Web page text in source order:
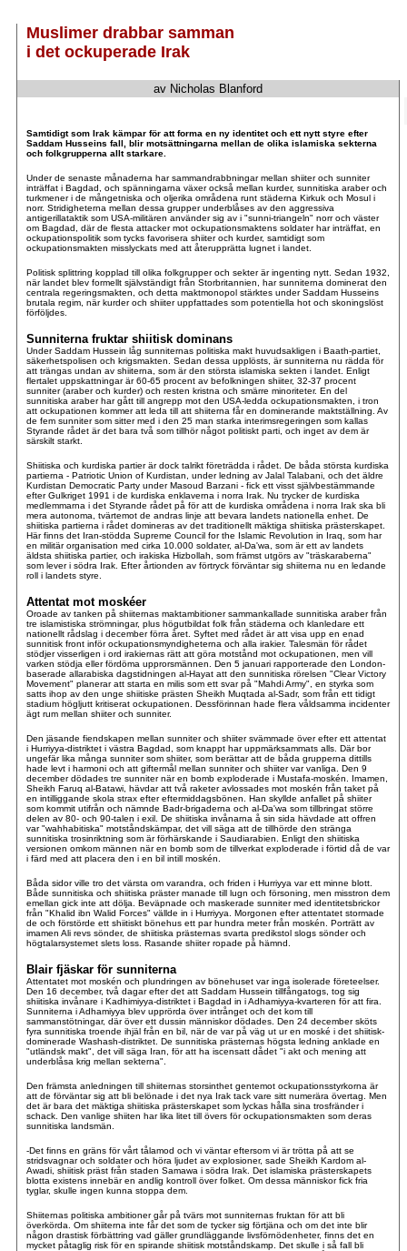
Muslimer drabbar samman
i det ockuperade Irak
av Nicholas Blanford
Samtidigt som Irak kämpar för att forma en ny identitet och ett nytt styre efter
Saddam Husseins fall, blir motsättningarna mellan de olika islamiska sekterna
och folkgrupperna allt starkare.
Under de senaste månaderna har sammandrabbningar mellan shiiter och sunniter
inträffat i Bagdad, och spänningarna växer också mellan kurder, sunnitiska araber och
turkmener i de mångetniska och oljerika områdena runt städerna Kirkuk och Mosul i
norr. Stridigheterna mellan dessa grupper underblåses av den aggressiva
antigerillataktik som USA-militären använder sig av i "sunni-triangeln" norr och väster
om Bagdad, där de flesta attacker mot ockupationsmaktens soldater har inträffat, en
ockupationspolitik som tycks favorisera shiiter och kurder, samtidigt som
ockupationsmakten misslyckats med att återupprätta lugnet i landet.
Politisk splittring kopplad till olika folkgrupper och sekter är ingenting nytt. Sedan 1932,
när landet blev formellt självständigt från Storbritannien, har sunniterna dominerat den
centrala regeringsmakten, och detta maktmonopol stärktes under Saddam Husseins
brutala regim, när kurder och shiiter uppfattades som potentiella hot och skoningslöst
förföljdes.
Sunniterna fruktar shiitisk dominans
Under Saddam Hussein låg sunniternas politiska makt huvudsakligen i Baath-partiet,
säkerhetspolisen och krigsmakten. Sedan dessa upplösts, är sunniterna nu rädda för
att trängas undan av shiiterna, som är den största islamiska sekten i landet. Enligt
flertalet uppskattningar är 60-65 procent av befolkningen shiiter, 32-37 procent
sunniter (araber och kurder) och resten kristna och smärre minoriteter. En del
sunnitiska araber har gått till angrepp mot den USA-ledda ockupationsmakten, i tron
att ockupationen kommer att leda till att shiiterna får en dominerande maktställning. Av
de fem sunniter som sitter med i den 25 man starka interimsregeringen som kallas
Styrande rådet är det bara två som tillhör något politiskt parti, och inget av dem är
särskilt starkt.
Shiitiska och kurdiska partier är dock talrikt företrädda i rådet. De båda största kurdiska
partierna - Patriotic Union of Kurdistan, under ledning av Jalal Talabani, och det äldre
Kurdistan Democratic Party under Masoud Barzani - fick ett visst självbestämmande
efter Gulkriget 1991 i de kurdiska enklaverna i norra Irak. Nu trycker de kurdiska
medlemmarna i det Styrande rådet på för att de kurdiska områdena i norra Irak ska bli
mera autonoma, tvärtemot de andras linje att bevara landets nationella enhet. De
shiitiska partierna i rådet domineras av det traditionellt mäktiga shiitiska prästerskapet.
Här finns det Iran-stödda Supreme Council for the Islamic Revolution in Iraq, som har
en militär organisation med cirka 10.000 soldater, al-Da'wa, som är ett av landets
äldsta shiitiska partier, och irakiska Hizbollah, som främst utgörs av "träskaraberna"
som lever i södra Irak. Efter årtionden av förtryck förväntar sig shiiterna nu en ledande
roll i landets styre.
Attentat mot moskéer
Oroade av tanken på shiiternas maktambitioner sammankallade sunnitiska araber från
tre islamistiska strömningar, plus högutbildat folk från städerna och klanledare ett
nationellt rådslag i december förra året. Syftet med rådet är att visa upp en enad
sunnitisk front inför ockupationsmyndigheterna och alla irakier. Talesmän för rådet
stödjer visserligen i ord irakiernas rätt att göra motstånd mot ockupationen, men vill
varken stödja eller fördöma upprorsmännen. Den 5 januari rapporterade den London-
baserade allarabiska dagstidningen al-Hayat att den sunnitiska rörelsen "Clear Victory
Movement" planerar att starta en milis som ett svar på "Mahdi Army", en styrka som
satts ihop av den unge shiitiske prästen Sheikh Muqtada al-Sadr, som från ett tidigt
stadium högljutt kritiserat ockupationen. Dessförinnan hade flera våldsamma incidenter
ägt rum mellan shiiter och sunniter.
Den jäsande fiendskapen mellan sunniter och shiiter svämmade över efter ett attentat
i Hurriyya-distriktet i västra Bagdad, som knappt har uppmärksammats alls. Där bor
ungefär lika många sunniter som shiiter, som berättar att de båda grupperna dittills
hade levt i harmoni och att giftermål mellan sunniter och shiiter var vanliga. Den 9
december dödades tre sunniter när en bomb exploderade i Mustafa-moskén. Imamen,
Sheikh Faruq al-Batawi, hävdar att två raketer avlossades mot moskén från taket på
en intilliggande skola strax efter eftermiddagsbönen. Han skyllde anfallet på shiiter
som kommit utifrån och nämnde Badr-brigaderna och al-Da'wa som tillbringat större
delen av 80- och 90-talen i exil. De shiitiska invånarna å sin sida hävdade att offren
var "wahhabitiska" motståndskämpar, det vill säga att de tillhörde den stränga
sunnitiska trosinriktning som är förhärskande i Saudiarabien. Enligt den shiitiska
versionen omkom männen när en bomb som de tillverkat exploderade i förtid då de var
i färd med att placera den i en bil intill moskén.
Båda sidor ville tro det värsta om varandra, och friden i Hurriyya var ett minne blott.
Både sunnitiska och shiitiska präster manade till lugn och försoning, men misstron dem
emellan gick inte att dölja. Beväpnade och maskerade sunniter med identitetsbrickor
från "Khalid ibn Walid Forces" vällde in i Hurriyya. Morgonen efter attentatet stormade
de och förstörde ett shiitiskt bönehus ett par hundra meter från moskén. Porträtt av
imamen Ali revs sönder, de shiitiska prästernas svarta predikstol slogs sönder och
högtalarsystemet slets loss. Rasande shiiter ropade på hämnd.
Blair fjäskar för sunniterna
Attentatet mot moskén och plundringen av bönehuset var inga isolerade företeelser.
Den 16 december, två dagar efter det att Saddam Hussein tillfångatogs, tog sig
shiitiska invånare i Kadhimiyya-distriktet i Bagdad in i Adhamiyya-kvarteren för att fira.
Sunniterna i Adhamiyya blev upprörda över intrånget och det kom till
sammanstötningar, där över ett dussin människor dödades. Den 24 december sköts
fyra sunnitiska troende ihjäl från en bil, när de var på väg ut ur en moské i det shiitisk-
dominerade Washash-distriktet. De sunnitiska prästernas högsta ledning anklade en
"utländsk makt", det vill säga Iran, för att ha iscensatt dådet "i akt och mening att
underblåsa krig mellan sekterna".
Den främsta anledningen till shiiternas storsinthet gentemot ockupationsstyrkorna är
att de förväntar sig att bli belönade i det nya Irak tack vare sitt numerära övertag. Men
det är bara det mäktiga shiitiska prästerskapet som lyckas hålla sina trosfränder i
schack. Den vanlige shiiten har lika litet till övers för ockupationsmakten som deras
sunnitiska landsmän.
-Det finns en gräns för vårt tålamod och vi väntar eftersom vi är trötta på att se
stridsvagnar och soldater och höra ljudet av explosioner, sade Sheikh Kardom al-
Awadi, shiitisk präst från staden Samawa i södra Irak. Det islamiska prästerskapets
blotta existens innebär en andlig kontroll över folket. Om dessa människor fick fria
tyglar, skulle ingen kunna stoppa dem.
Shiiternas politiska ambitioner går på tvärs mot sunniternas fruktan för att bli
överkörda. Om shiiterna inte får det som de tycker sig förtjäna och om det inte blir
någon drastisk förbättring vad gäller grundläggande livsförnödenheter, finns det en
mycket påtaglig risk för en spirande shiitisk motståndskamp. Det skulle i så fall bli